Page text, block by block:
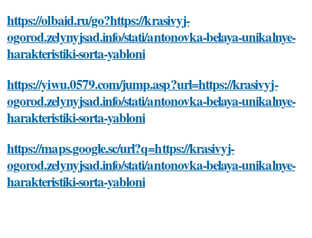
https://olbaid.ru/go?https://krasivyj-
ogorod.zelynyjsad.info/stati/antonovka-belaya-unikalnye-
harakteristiki-sorta-yabloni
https://yiwu.0579.com/jump.asp?url=https://krasivyj-
ogorod.zelynyjsad.info/stati/antonovka-belaya-unikalnye-
harakteristiki-sorta-yabloni
https://maps.google.sc/url?q=https://krasivyj-
ogorod.zelynyjsad.info/stati/antonovka-belaya-unikalnye-
harakteristiki-sorta-yabloni